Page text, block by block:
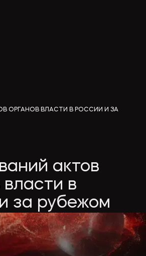
news
Media
ОРГАНОВ ВЛАСТИ В РОССИИ И ЗА
актов
власти в
за рубежом